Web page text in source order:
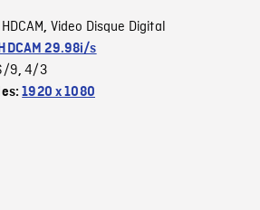
HDCAM, Video Disque Digital
HDCAM 29.98i/s
9,4/3
1920 x 1080